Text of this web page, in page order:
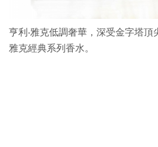
亨利‧雅克低調奢華，深受金字塔頂
雅克經典系列香水。